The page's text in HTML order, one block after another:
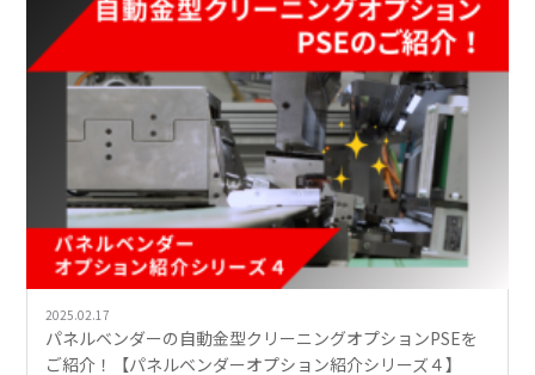
2025.02.17
パネルベンダーの自動金型クリーニングオプションPSEを
ご紹介！【パネルベンダーオプション紹介シリーズ４】